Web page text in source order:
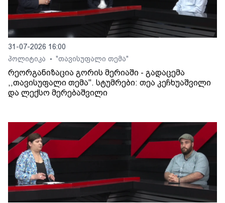
31-07-2026 16:00
პოლიტიკა
• "თავისუფალი თემა"
რეორგანიზაცია გორის მერიაში - გადაცემა
,,თავისუფალი თემა". სტუმრები: თეა კეჩხუაშვილი
და ლექსო მერებაშვილი